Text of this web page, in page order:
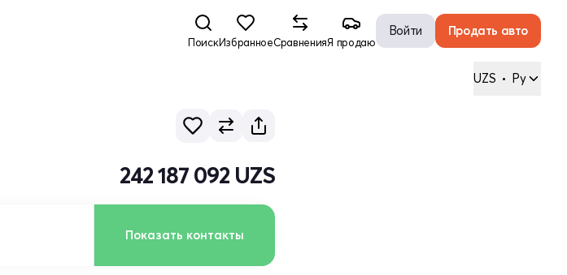
ПоискИзбранноеСравненияЯ продаю
Войти Продать авто
UZS • Ру
242 187 092 UZS
Показать контакты